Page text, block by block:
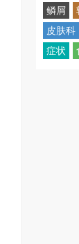
鳞屑
皮肤科
症状